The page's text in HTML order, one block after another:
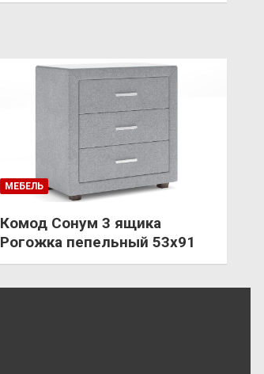
МЕБЕЛЬ
Комод Сонум 3 ящика
Рогожка пепельный 53х91